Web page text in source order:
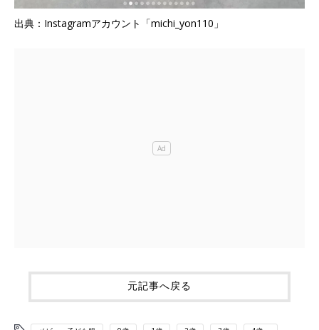
出典：Instagramアカウント「michi_yon110」
元記事へ戻る